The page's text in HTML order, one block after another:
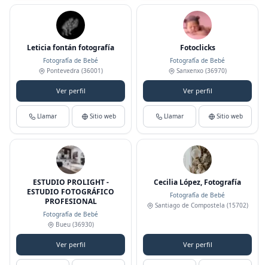
Leticia fontán fotografía
Fotografía de Bebé
Pontevedra (36001)
Ver perfil
Llamar Sitio web
Fotoclicks
Fotografía de Bebé
Sanxenxo (36970)
Ver perfil
Llamar Sitio web
ESTUDIO PROLIGHT -
ESTUDIO FOTOGRÁFICO
PROFESIONAL
Fotografía de Bebé
Bueu (36930)
Ver perfil
Cecilia López, Fotografía
Fotografía de Bebé
Santiago de Compostela (15702)
Ver perfil